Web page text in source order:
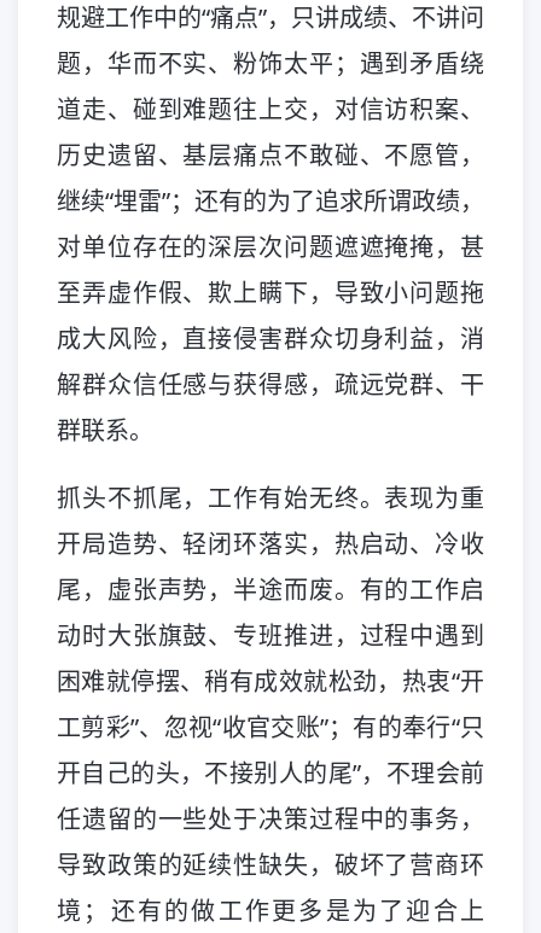
规避工作中的“痛点”，只讲成绩、不讲问
题，华而不实、粉饰太平；遇到矛盾绕
道走、碰到难题往上交，对信访积案、
历史遗留、基层痛点不敢碰、不愿管，
继续“埋雷”；还有的为了追求所谓政绩，
对单位存在的深层次问题遮遮掩掩，甚
至弄虚作假、欺上瞒下，导致小问题拖
成大风险，直接侵害群众切身利益，消
解群众信任感与获得感，疏远党群、干
群联系。
抓头不抓尾，工作有始无终。表现为重
开局造势、轻闭环落实，热启动、冷收
尾，虚张声势，半途而废。有的工作启
动时大张旗鼓、专班推进，过程中遇到
困难就停摆、稍有成效就松劲，热衷“开
工剪彩”、忽视“收官交账”；有的奉行“只
开自己的头，不接别人的尾”，不理会前
任遗留的一些处于决策过程中的事务，
导致政策的延续性缺失，破坏了营商环
境；还有的做工作更多是为了迎合上